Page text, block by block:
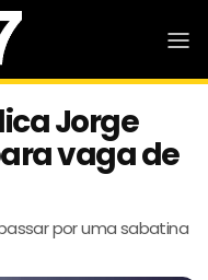
Jorge
vaga de
por uma sabatina